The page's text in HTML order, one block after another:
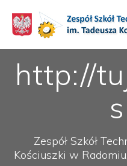
http://
Zespół Szkół
Kościuszki w